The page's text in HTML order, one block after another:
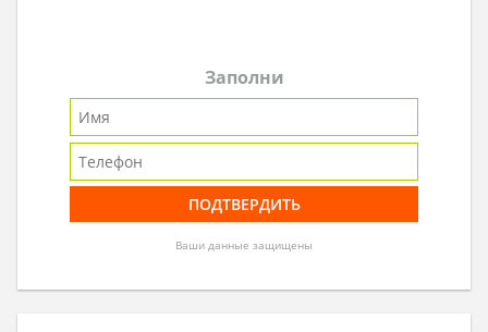
Заполни
Ваши данные защищены